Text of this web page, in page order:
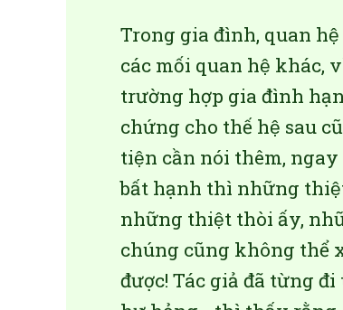
Trong gia đình, quan
các mối quan hệ khác,
trường hợp gia đình
chứng cho thế hệ sau
tiện cần nói thêm,
bất hạnh thì những
những thiệt thòi ấy,
chúng cũng không thể
được! Tác giả đã từng